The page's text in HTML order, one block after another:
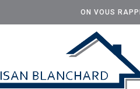
ON VOUS